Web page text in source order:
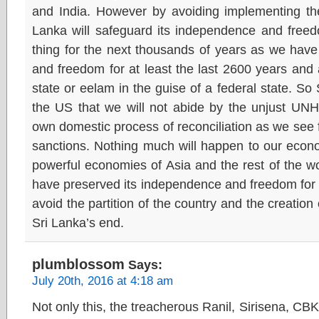
and India. However by avoiding implementing
Lanka will safeguard its independence and
thing for the next thousands of years as we
and freedom for at least the last 2600 years
state or eelam in the guise of a federal state. So
the US that we will not abide by the unjust
own domestic process of reconciliation as we
sanctions. Nothing much will happen to our
powerful economies of Asia and the rest of the
have preserved its independence and freedom
avoid the partition of the country and the
Sri Lanka’s end.
plumblossom Says:
July 20th, 2016 at 4:18 am
Not only this, the treacherous Ranil, Sirisena,